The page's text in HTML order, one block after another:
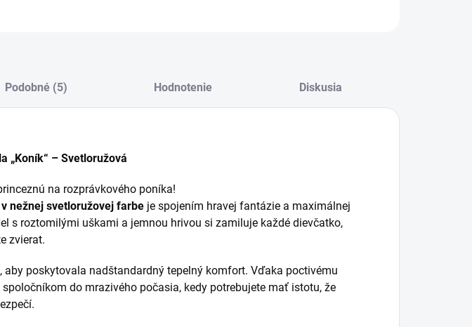
Podobné (5) Hodnotenie Diskusia
„Koník“ – Svetloružová
na rozprávkového poníka!
nežnej svetloružovej farbe je spojením hravej fantázie a maximálnej
s roztomilými uškami a jemnou hrivou si zamiluje každé dievčatko,
zvierat.
aby poskytovala nadštandardný tepelný komfort. Vďaka poctivému
do mrazivého počasia, kedy potrebujete mať istotu, že